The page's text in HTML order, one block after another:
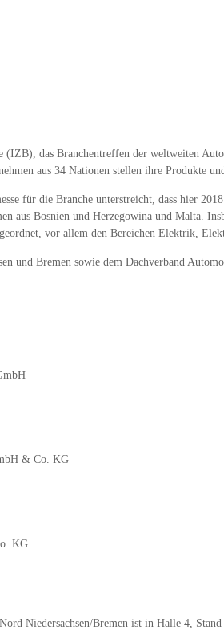
das Branchentreffen der weltweiten
aus 34 Nationen stellen ihre Produkte
für die Branche unterstreicht, dass hier
aus Bosnien und Herzegowina und Malta.
vor allem den Bereichen Elektrik,
und Bremen sowie dem Dachverband
& Co. KG
KG
Niedersachsen/Bremen ist in Halle 4,